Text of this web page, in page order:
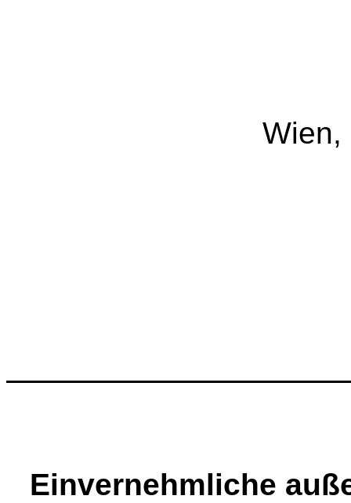
Wien,
Einvernehmliche